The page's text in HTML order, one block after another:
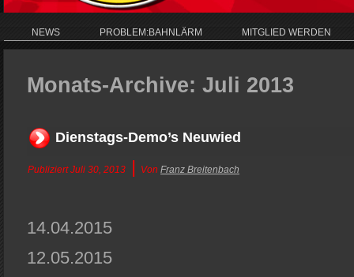
NEWS PROBLEM:BAHNLÄRM MITGLIED WERDEN
Monats-Archive: Juli 2013
Dienstags-Demo’s Neuwied
Publiziert Juli 30, 2013 | Von Franz Breitenbach
14.04.2015
12.05.2015